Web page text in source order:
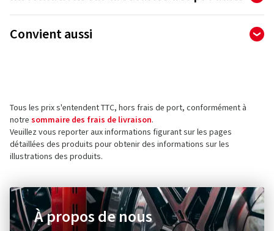
Goodyear Germany GmbH
Contact pour la sécurité des produits (pas pour
le service client)
E-mail :info@goodyear.de
Convient aussi
Diebstahlschutz & Sicherheit Autres
Tous les prix s'entendent TTC, hors frais de port, conformément à
notre sommaire des frais de livraison.
Veuillez vous reporter aux informations figurant sur les pages
détaillées des produits pour obtenir des informations sur les
illustrations des produits.
À propos de nous